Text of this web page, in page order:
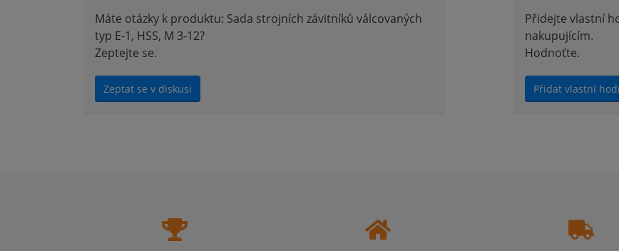
Máte otázky k produktu: Sada strojních závitníků válcovaných
typ E-1, HSS, M 3-12?
Zeptejte se.
Zeptat se v diskusi
Přidejte vlastní
nakupujícím.
Hodnoťte.
Přidat vlastní